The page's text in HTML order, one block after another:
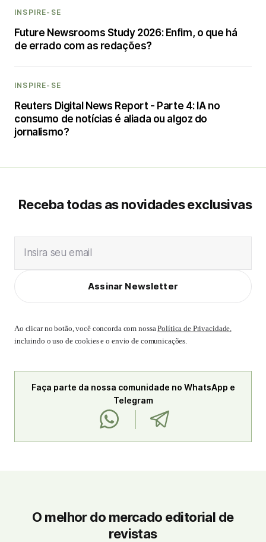
INSPIRE-SE
Future Newsrooms Study 2026: Enfim, o que há
de errado com as redações?
INSPIRE-SE
Reuters Digital News Report - Parte 4: IA no
consumo de notícias é aliada ou algoz do
jornalismo?
Receba todas as novidades exclusivas
Insira seu email
Assinar Newsletter
Ao clicar no botão, você concorda com nossaPolítica de Privacidade,
incluindo o uso de cookies e o envio de comunicações.
Faça parte da nossa comunidade no WhatsApp e
Telegram
O melhor do mercado editorial de
revistas